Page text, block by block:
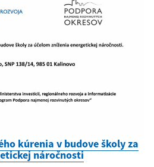
kúrenia v budove školy za
náročnosti